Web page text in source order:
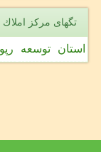
تگهای مركز املاك
استان توسعه